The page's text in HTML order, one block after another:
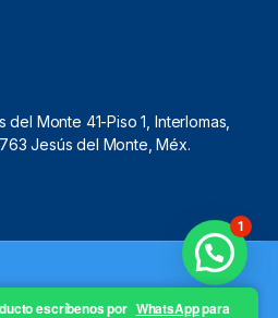
del Monte 41-Piso 1, Interlomas,
Jesús del Monte, Méx.
escríbenos por WhatsApppara
1